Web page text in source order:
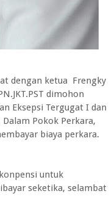
dengan ketua Frengky
dimohon
Eksepsi Tergugat I dan
Pokok Perkara,
biaya perkara.
untuk
seketika, selambat